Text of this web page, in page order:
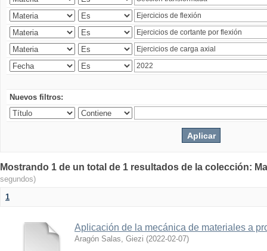
Nuevos filtros:
Mostrando 1 de un total de 1 resultados de la colección:
segundos)
1
Aplicación de la mecánica de materiales a
Aragón Salas, Giezi (2022-02-07)